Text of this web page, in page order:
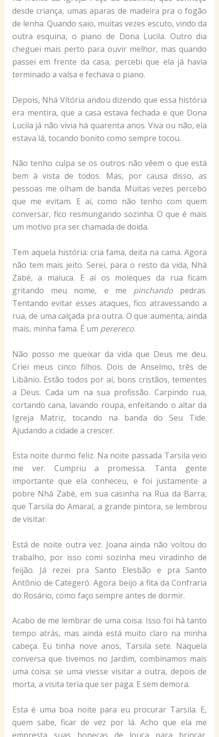
desde criança, umas aparas de madeira pra o fogão
de lenha. Quando saio, muitas vezes escuto, vindo da
outra esquina, o piano de Dona Lucila. Outro dia
cheguei mais perto para ouvir melhor, mas quando
passei em frente da casa, percebi que ela já havia
terminado a valsa e fechava o piano.
Depois, Nhá Vitória andou dizendo que essa história
era mentira, que a casa estava fechada e que Dona
Lucila já não vivia há quarenta anos. Viva ou não, ela
estava lá, tocando bonito como sempre tocou.
Não tenho culpa se os outros não vêem o que está
bem à vista de todos. Mas, por causa disso, as
pessoas me olham de banda. Muitas vezes percebo
que me evitam. E aí, como não tenho com quem
conversar, fico resmungando sozinha. O que é mais
um motivo pra ser chamada de doida.
Tem aquela história: cria fama, deita na cama. Agora
não tem mais jeito. Serei, para o resto da vida, Nhá
Zabé, a maluca. E aí os moleques da rua ficam
gritando meu nome, e me pinchando pedras.
Tentando evitar esses ataques, fico atravessando a
rua, de uma calçada pra outra. O que aumenta, ainda
mais, minha fama. É um perereco.
Não posso me queixar da vida que Deus me deu.
Criei meus cinco filhos. Dois de Anselmo, três de
Libânio. Estão todos por aí, bons cristãos, tementes
a Deus. Cada um na sua profissão. Carpindo rua,
cortando cana, lavando roupa, enfeitando o altar da
Igreja Matriz, tocando na banda do Seu Tide.
Ajudando a cidade a crescer.
Esta noite durmo feliz. Na noite passada Tarsila veio
me ver. Cumpriu a promessa. Tanta gente
importante que ela conheceu, e foi justamente a
pobre Nhá Zabé, em sua casinha na Rua da Barra,
que Tarsila do Amaral, a grande pintora, se lembrou
de visitar.
Está de noite outra vez. Joana ainda não voltou do
trabalho, por isso comi sozinha meu viradinho de
feijão. Já rezei pra Santo Elesbão e pra Santo
Antônio de Categeró. Agora beijo a fita da Confraria
do Rosário, como faço sempre antes de dormir.
Acabo de me lembrar de uma coisa. Isso foi há tanto
tempo atrás, mas ainda está muito claro na minha
cabeça. Eu tinha nove anos, Tarsila sete. Naquela
conversa que tivemos no Jardim, combinamos mais
uma coisa: se uma viesse visitar a outra, depois de
morta, a visita teria que ser paga. E sem demora.
Esta é uma boa noite para eu procurar Tarsila. E,
quem sabe, ficar de vez por lá. Acho que ela me